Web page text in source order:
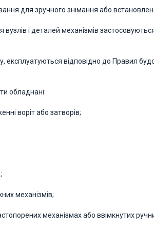
для зручного знімання або
і деталей механізмів
експлуатуються відповідно до Правил
обладнані:
воріт або затворів;
механізмів;
механізмах або ввімкнутих